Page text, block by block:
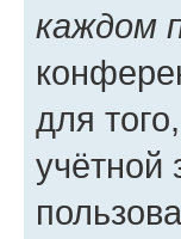
каждом
для
учётной